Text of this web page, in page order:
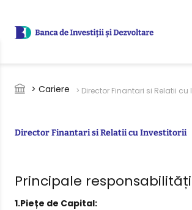
Breadcrumb
> Cariere > Director Finantari si Relatii cu
Director Finantari si Relatii cu Investitorii
Principale
1.Piețe de Capital: